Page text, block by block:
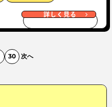
詳しく見る
30 次へ